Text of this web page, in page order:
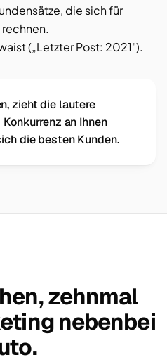
die sich für
(„Letzter Post: 2021").
zieht die lautere
an Ihnen
die besten Kunden.
zehnmal
nebenbei